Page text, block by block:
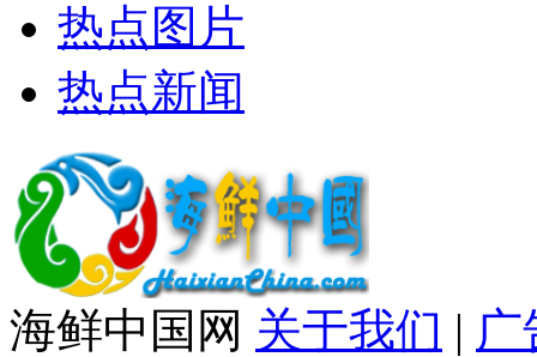
热点图片
热点新闻
海鲜中国网 关于我们 | 广